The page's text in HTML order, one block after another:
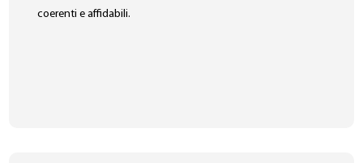
coerenti e affidabili.